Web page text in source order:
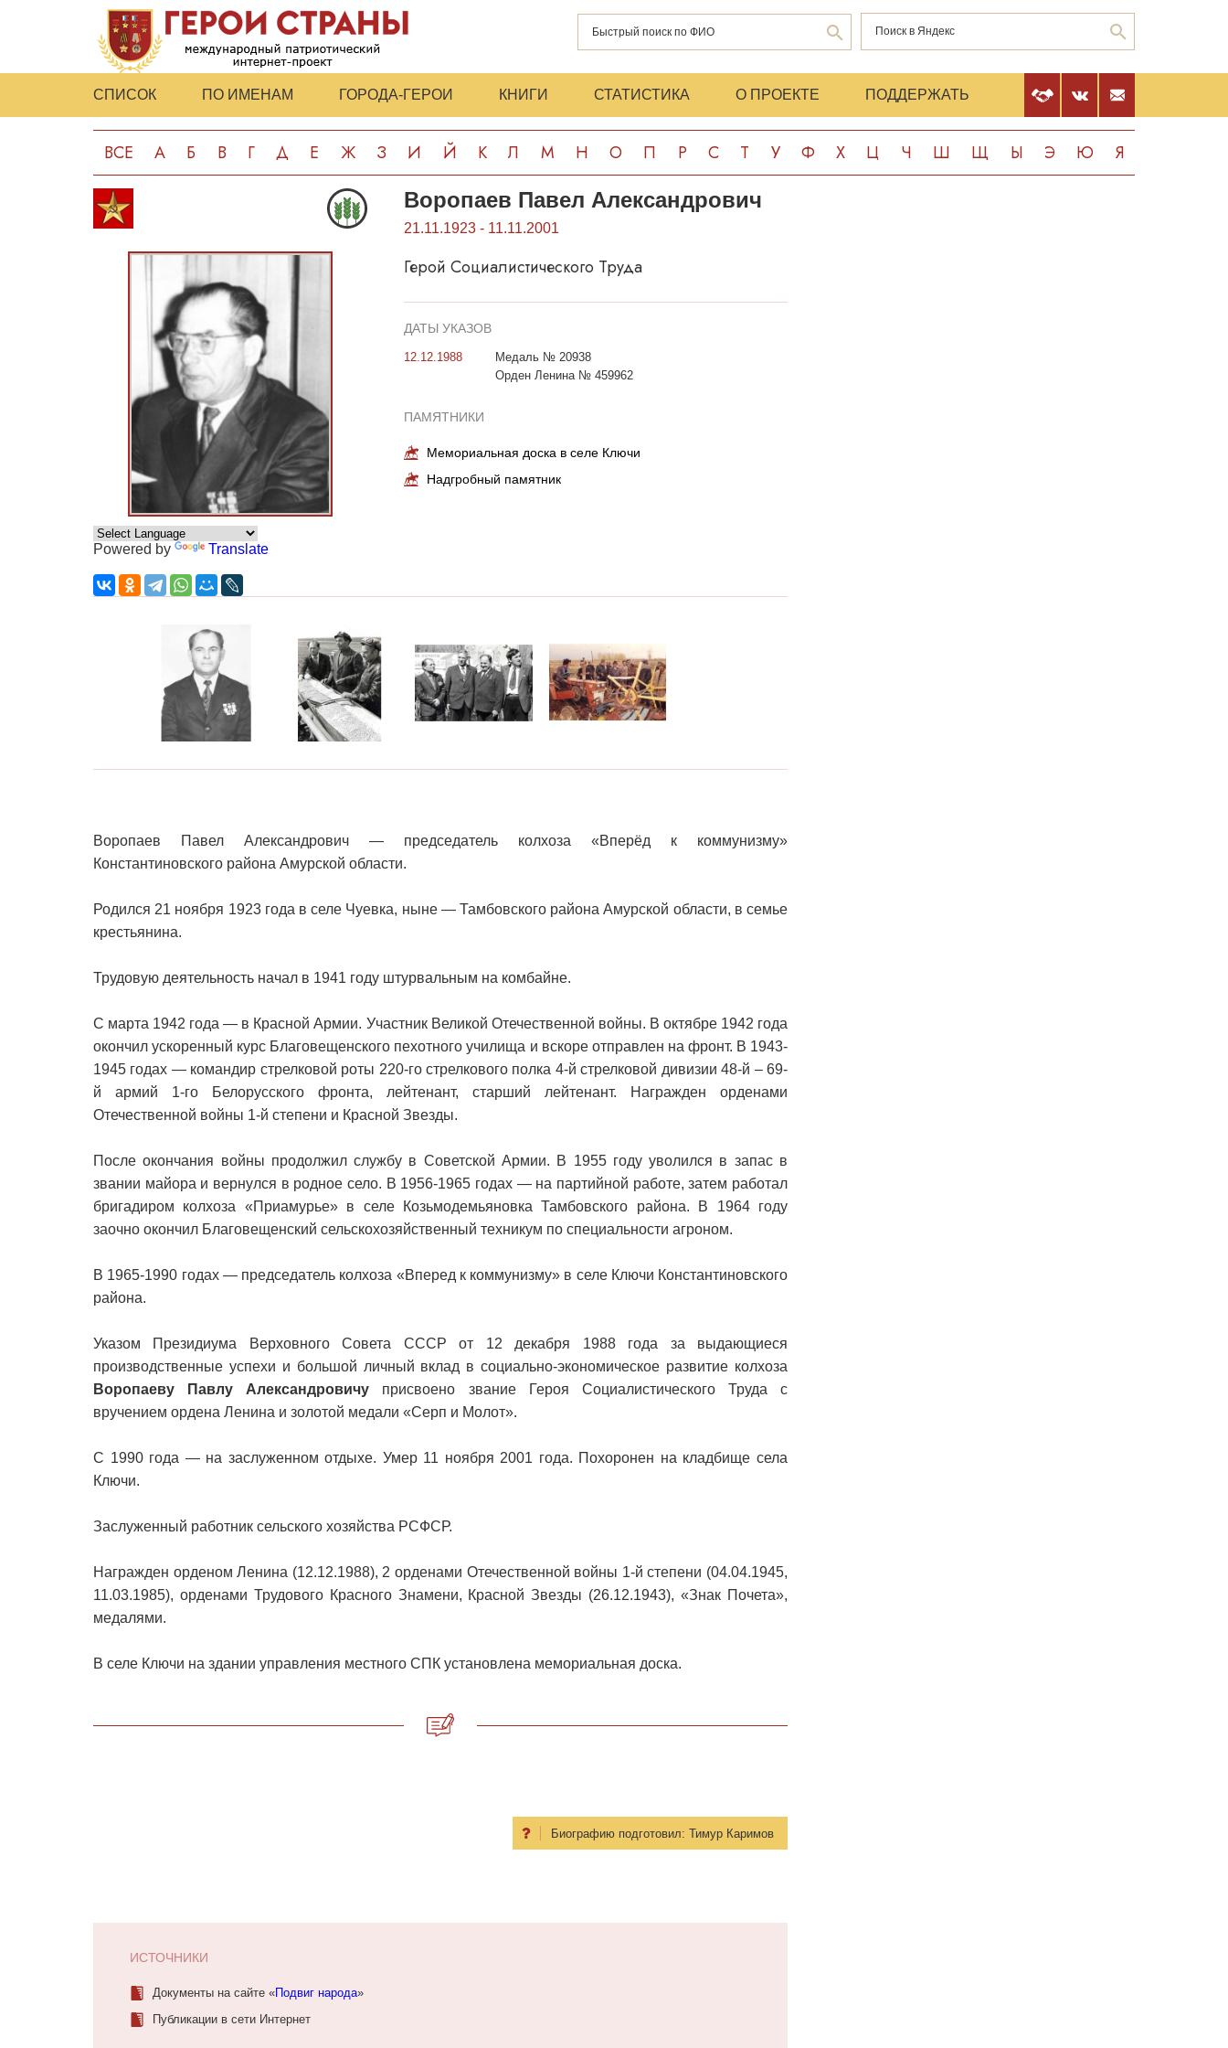
СПИСОК ПО ИМЕНАМ ГОРОДА-ГЕРОИ КНИГИ СТАТИСТИКА О ПРОЕКТЕ ПОДДЕРЖАТЬ
ВСЕ А Б В Г Д Е Ж З И Й К Л М Н О П Р С Т У Ф Х Ц Ч Ш Щ Ы Э Ю Я
Powered by Translate
Воропаев Павел Александрович
21.11.1923 - 11.11.2001
Герой Социалистического Труда
ДАТЫ УКАЗОВ
12.12.1988
Медаль № 20938
Орден Ленина № 459962
ПАМЯТНИКИ
Мемориальная доска в селе Ключи
Надгробный памятник
Воропаев Павел Александрович — председатель колхоза «Вперёд к коммунизму»
Константиновского района Амурской области.
Родился 21 ноября 1923 года в селе Чуевка, ныне — Тамбовского района Амурской области, в семье
крестьянина.
Трудовую деятельность начал в 1941 году штурвальным на комбайне.
С марта 1942 года — в Красной Армии. Участник Великой Отечественной войны. В октябре 1942 года
окончил ускоренный курс Благовещенского пехотного училища и вскоре отправлен на фронт. В 1943-
1945 годах — командир стрелковой роты 220-го стрелкового полка 4-й стрелковой дивизии 48-й – 69-
й армий 1-го Белорусского фронта, лейтенант, старший лейтенант. Награжден орденами
Отечественной войны 1-й степени и Красной Звезды.
После окончания войны продолжил службу в Советской Армии. В 1955 году уволился в запас в
звании майора и вернулся в родное село. В 1956-1965 годах — на партийной работе, затем работал
бригадиром колхоза «Приамурье» в селе Козьмодемьяновка Тамбовского района. В 1964 году
заочно окончил Благовещенский сельскохозяйственный техникум по специальности агроном.
В 1965-1990 годах — председатель колхоза «Вперед к коммунизму» в селе Ключи Константиновского
района.
Указом Президиума Верховного Совета СССР от 12 декабря 1988 года за выдающиеся
производственные успехи и большой личный вклад в социально-экономическое развитие колхоза
Воропаеву Павлу Александровичу присвоено звание Героя Социалистического Труда с
вручением ордена Ленина и золотой медали «Серп и Молот».
С 1990 года — на заслуженном отдыхе. Умер 11 ноября 2001 года. Похоронен на кладбище села
Ключи.
Заслуженный работник сельского хозяйства РСФСР.
Награжден орденом Ленина (12.12.1988), 2 орденами Отечественной войны 1-й степени (04.04.1945,
11.03.1985), орденами Трудового Красного Знамени, Красной Звезды (26.12.1943), «Знак Почета»,
медалями.
В селе Ключи на здании управления местного СПК установлена мемориальная доска.
Биографию подготовил: Тимур Каримов
ИСТОЧНИКИ
Документы на сайте «Подвиг народа»
Публикации в сети Интернет